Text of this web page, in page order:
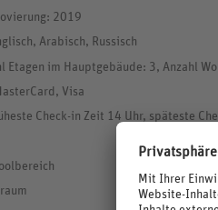
2019
Arabisch, Russisch
Etagen im Hauptgebäude: 3, Anzahl
Visa
Check-in Zeit 14 Uhr, späteste